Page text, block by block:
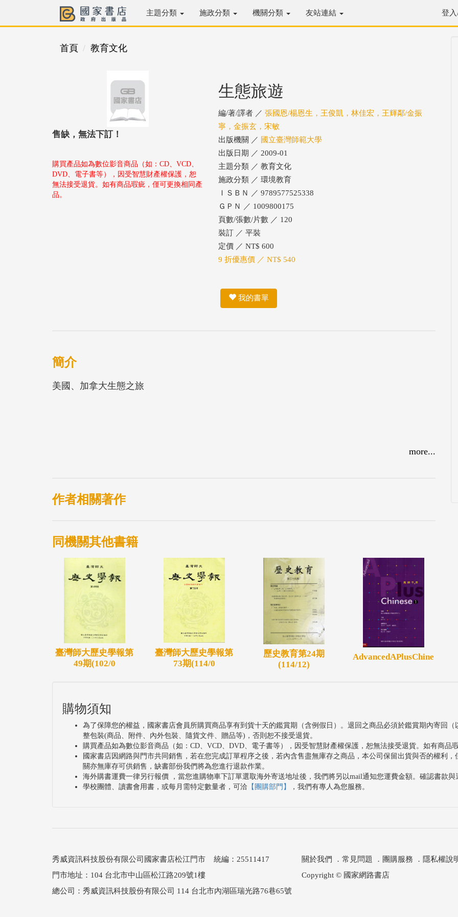
主題分類 施政分類 機關分類 友站連結 登
首頁 教育文化
售缺，無法下訂！
購買產品如為數位影音商品（如：CD、VCD、
DVD、電子書等），因受智慧財產權保護，恕
無法接受退貨。如有商品瑕疵，僅可更換相同產
品。
生態旅遊
編/著/譯者 ／ 張國恩/楊恩生，王俊凱，林佳宏，王輝鄰/金振
寧，金振玄，宋敏
出版機關 ／ 國立臺灣師範大學
出版日期 ／ 2009-01
主題分類 ／ 教育文化
施政分類 ／ 環境教育
ＩＳＢＮ ／ 9789577525338
ＧＰＮ ／ 1009800175
頁數/張數/片數 ／ 120
裝訂 ／ 平裝
定價 ／ NT$ 600
9 折優惠價 ／ NT$ 540
我的書單
簡介
美國、加拿大生態之旅
more...
作者相關著作
同機關其他書籍
臺灣師大歷史學報第
49期(102/0
臺灣師大歷史學報第
73期(114/0
歷史教育第24期
(114/12)
AdvancedAPlusChine
購物須知
為了保障您的權益，國家書店會員所購買商品享有到貨十天的鑑賞期（含例假日）。退回之商品必須於鑑賞期內寄回
整包裝(商品、附件、內外包裝、隨貨文件、贈品等)，否則恕不接受退貨。
購買產品如為數位影音商品（如：CD、VCD、DVD、電子書等），因受智慧財產權保護，恕無法接受退貨。如有商品
國家書店因網路與門市共同銷售，若在您完成訂單程序之後，若內含售盡無庫存之商品，本公司保留出貨與否的權利
關亦無庫存可供銷售，缺書部份我們將為您進行退款作業。
海外購書運費一律另行報價 ，當您進購物車下訂單選取海外寄送地址後，我們將另以mail通知您運費金額。確認書款
學校團體、讀書會用書，或每月需特定數量者，可洽 【團購部門】 ，我們有專人為您服務。
秀威資訊科技股份有限公司國家書店松江門市 統編：25511417
門市地址：104 台北市中山區松江路209號1樓
關於我們 ． 常見問題 ． 團購服務 ． 隱私權說
Copyright © 國家網路書店
總公司：秀威資訊科技股份有限公司 114 台北市內湖區瑞光路76巷65號